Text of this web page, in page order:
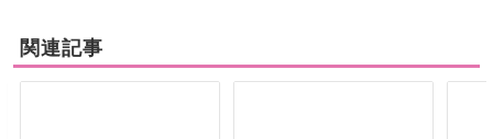
関連記事